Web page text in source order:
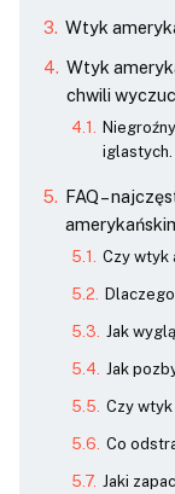
Wtyk
Wtyk
chwili
iglastych.
FAQ –
Czy wtyk
Jak
Jak
Czy
Co
Jaki